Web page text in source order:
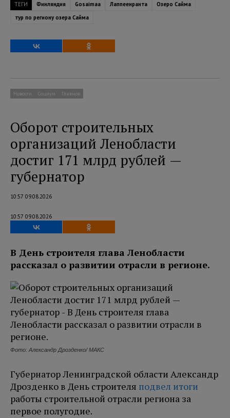
ТЕГИ Финляндия Gosaimaa Лаппеенранта
Озеро Сайма
тур по региону озера Сайма
Новости Социум Главное
Оборот строительных
организаций Ленобласти
достиг 171 млрд рублей —
губернатор
10:57 09.08.2026
10:57 09.08.2026
В День строителя глава Ленобласти
рассказал о развитии отрасли в регионе.
Фото: Александр Дрозденко/ МАКС
Губернатор Ленинградской области Александр
Дрозденко в День строителя подвел итоги
работы строительной отрасли региона за
первое полугодие.